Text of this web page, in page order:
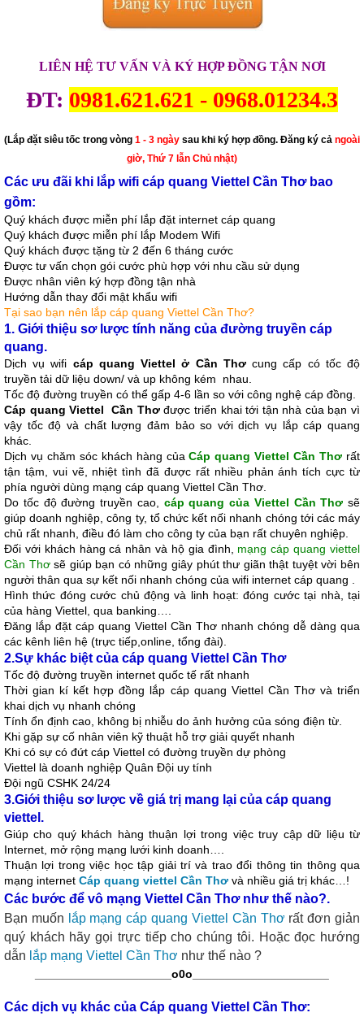
LIÊN HỆ TƯ VẤN VÀ KÝ HỢP ĐỒNG TẬN NƠI
ĐT: 0981.621.621 - 0968.01234.3
(Lắp đặt siêu tốc trong vòng 1 - 3 ngày sau khi ký hợp đồng. Đăng ký cả ngoài
giờ, Thứ 7 lẫn Chủ nhật)
Các ưu đãi khi lắp wifi cáp quang Viettel Cần Thơ bao
gồm:
Quý khách được miễn phí lắp đặt internet cáp quang
Quý khách được miễn phí lắp Modem Wifi
Quý khách được tặng từ 2 đến 6 tháng cước
Được tư vấn chọn gói cước phù hợp với nhu cầu sử dụng
Được nhân viên ký hợp đồng tận nhà
Hướng dẫn thay đổi mật khẩu wifi
Tại sao bạn nên lắp cáp quang Viettel Cần Thơ?
1. Giới thiệu sơ lược tính năng của đường truyền cáp
quang.
Dịch vụ wifi cáp quang Viettel ở Cần Thơcung cấp có tốc độ
truyền tải dữ liệu down/ và up không kém nhau.
Tốc độ đường truyền có thể gấp 4-6 lần so với công nghệ cáp đồng.
Cáp quang Viettel Cần Thơđược triển khai tới tận nhà của bạn vì
vậy tốc độ và chất lượng đảm bảo so với dịch vụ lắp cáp quang
khác.
Dịch vụ chăm sóc khách hàng củaCáp quang Viettel Cần Thơ rất
tận tậm, vui vẽ, nhiệt tình đã được rất nhiều phản ánh tích cực từ
phía người dùng mạng cáp quang Viettel Cần Thơ.
Do tốc độ đường truyền cao, cáp quang của Viettel Cần Thơ sẽ
giúp doanh nghiệp, công ty, tổ chức kết nối nhanh chóng tới các máy
chủ rất nhanh, điều đó làm cho công ty của bạn rất chuyên nghiệp.
Đối với khách hàng cá nhân và hộ gia đình, mạng cáp quang viettel
Cần Thơsẽ giúp bạn có những giây phút thư giãn thật tuyệt vời bên
người thân qua sự kết nối nhanh chóng của wifi internet cáp quang .
Hình thức đóng cước chủ động và linh hoạt: đóng cước tại nhà, tại
của hàng Viettel, qua banking….
Đăng lắp đặt cáp quang Viettel Cần Thơ nhanh chóng dễ dàng qua
các kênh liên hệ (trực tiếp,online, tổng đài).
2.Sự khác biệt của cáp quang Viettel Cần Thơ
Tốc độ đường truyền internet quốc tế rất nhanh
Thời gian kí kết hợp đồng lắp cáp quang Viettel Cần Thơvà triển
khai dịch vụ nhanh chóng
Tính ổn định cao, không bị nhiễu do ảnh hưởng của sóng điện từ.
Khi gặp sự cố nhân viên kỹ thuật hỗ trợ giải quyết nhanh
Khi có sự có đứt cáp Viettel có đường truyền dự phòng
Viettel là doanh nghiệp Quân Đội uy tính
Đội ngũ CSHK 24/24
3.Giới thiệu sơ lược về giá trị mang lại của cáp quang
viettel.
Giúp cho quý khách hàng thuận lợi trong việc truy cập dữ liệu từ
Internet, mở rộng mạng lưới kinh doanh….
Thuận lợi trong việc học tập giải trí và trao đổi thông tin thông qua
mạng internet Cáp quang viettel Cần Thơ và nhiều giá trị khác…!
Các bước để vô mạng Viettel Cần Thơ như thế nào?.
Bạn muốn lắp mạng cáp quang Viettel Cần Thơ rất đơn giản
quý khách hãy gọi trực tiếp cho chúng tôi. Hoặc đọc hướng
dẫn lắp mạng Viettel Cần Thơ như thế nào ?
_____________________o0o
Các dịch vụ khác của Cáp quang Viettel Cần Thơ: